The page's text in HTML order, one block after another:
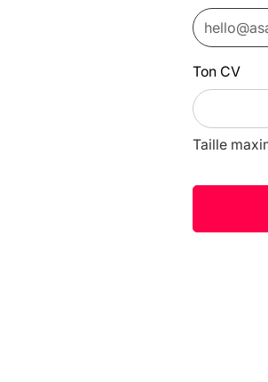
Ton CV
Taille